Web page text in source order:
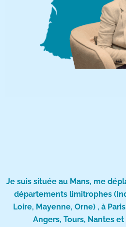
Je suis située au Mans, me
départements limitrophes
Loire, Mayenne, Orne) , à
Angers, Tours, Nantes